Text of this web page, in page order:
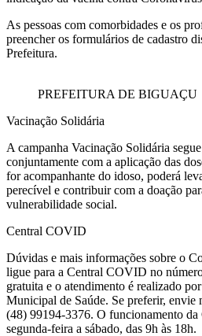
As pessoas com comorbidades e os
preencher os formulários de cadastro
Prefeitura.
PREFEITURA DE BIGUAÇU
Vacinação Solidária
A campanha Vacinação Solidária
conjuntamente com a aplicação das
for acompanhante do idoso, poderá
perecível e contribuir com a doação
vulnerabilidade social.
Central COVID
Dúvidas e mais informações sobre o
ligue para a Central COVID no
gratuita e o atendimento é realizado
Municipal de Saúde. Se preferir, envie
(48) 99194-3376. O funcionamento
segunda-feira a sábado, das 9h às 18h.